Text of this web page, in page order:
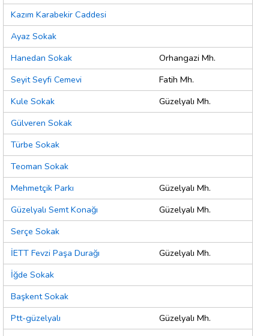
Kazım Karabekir Caddesi
Ayaz Sokak
Hanedan Sokak
Orhangazi Mh.
Seyit Seyfi Cemevi
Fatih Mh.
Kule Sokak
Güzelyalı Mh.
Gülveren Sokak
Türbe Sokak
Teoman Sokak
Mehmetçik Parkı
Güzelyalı Mh.
Güzelyalı Semt Konağı
Güzelyalı Mh.
Serçe Sokak
İETT Fevzi Paşa Durağı
Güzelyalı Mh.
İğde Sokak
Başkent Sokak
Ptt-güzelyalı
Güzelyalı Mh.